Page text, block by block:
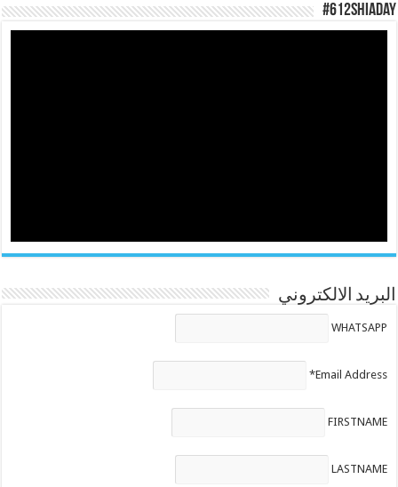
#612ShiaDay
البريد الالكتروني
WHATSAPP
Email Address*
FIRSTNAME
LASTNAME